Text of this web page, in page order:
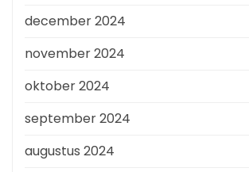
december 2024
november 2024
oktober 2024
september 2024
augustus 2024